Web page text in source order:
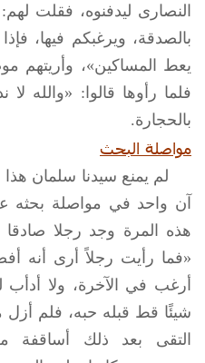
النصارى ليدفنوه، فقلت
بالصدقة، ويرغبكم فيها،
يعط المساكين»، وأريتهم
فلما رأوها قالوا: «والله
بالحجارة.
مواصلة البحث
لم يمنع سيدنا سلمان
آن واحد في مواصلة بحثه
هذه المرة وجد رجلا
«فما رأيت رجلاً أرى أنه
أرغب في الآخرة، ولا أدأب
شيئًا قط قبله حبه، فلم
التقى بعد ذلك أساقفة